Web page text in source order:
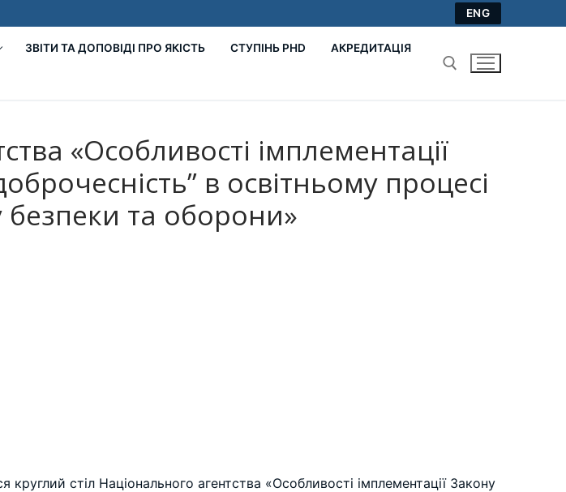
ENG
ЗВІТИ ТА ДОПОВІДІ ПРО ЯКІСТЬ СТУПІНЬ PHD АКРЕДИТАЦІЯ
«Особливості імплементації
в освітньому процесі
безпеки та оборони»
стіл Національного агентства «Особливості імплементації Закону